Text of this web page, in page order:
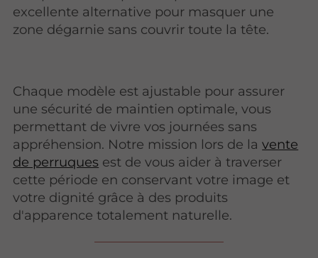
excellente alternative pour masquer une
zone dégarnie sans couvrir toute la tête.
Chaque modèle est ajustable pour assurer
une sécurité de maintien optimale, vous
permettant de vivre vos journées sans
appréhension. Notre mission lors de lavente
de perruques est de vous aider à traverser
cette période en conservant votre image et
votre dignité grâce à des produits
d'apparence totalement naturelle.